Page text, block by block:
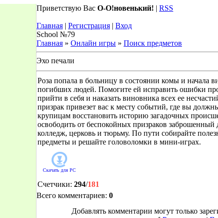
Приветствую Вас О-О!новенький! | RSS
Главная | Регистрация | Вход
School №79
Главная » Онлайн игры » Поиск предметов
Эхо печали
Роза попала в больницу в состоянии комы и начала
погибших людей. Помогите ей исправить ошибки
прийти в себя и наказать виновника всех ее
призрак привезет вас к месту событий, где вы
крупицам восстановить историю загадочных
освободить от беспокойных призраков заброшенный
колледж, церковь и тюрьму. По пути собирайте
предметы и решайте головоломки в мини-играх.
Скачать для PC
Счетчики: 294/181
Всего комментариев: 0
Добавлять комментарии могут только